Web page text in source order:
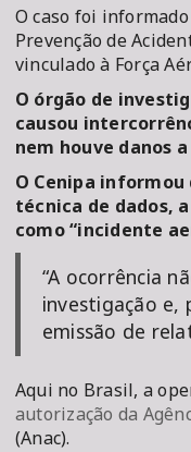
O caso foi
Prevenção de
vinculado à Força
O órgão de
causou
nem houve danos
O Cenipa informou
técnica de dados, a
como “incidente
“A ocorrência
investigação e,
emissão de
Aqui no Brasil, a
autorização da
(Anac).